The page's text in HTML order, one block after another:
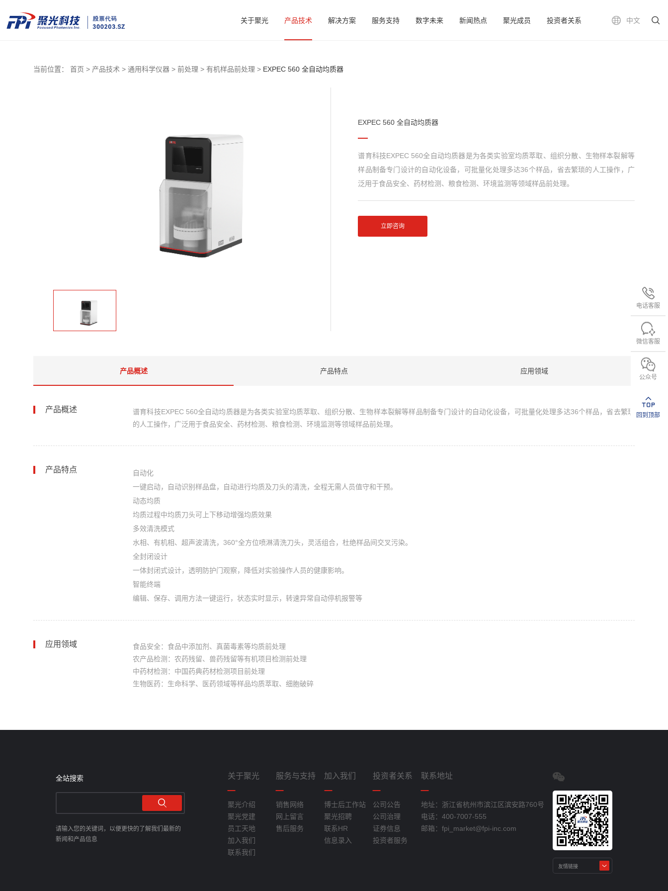
中文
关于聚光 产品技术 解决方案 服务支持 数字未来 新闻热点 聚光成员 投资者关系
电话客服
微信客服
公众号
回到顶部
当前位置： 首页 > 产品技术 > 通用科学仪器 > 前处理 > 有机样品前处理 > EXPEC 560 全自动均质器
EXPEC 560 全自动均质器
谱育科技EXPEC 560全自动均质器是为各类实验室均质萃取、组织分散、生物样本裂解等
样品制备专门设计的自动化设备，可批量化处理多达36个样品，省去繁琐的人工操作，广
泛用于食品安全、药材检测、粮食检测、环境监测等领域样品前处理。
立即咨询
产品概述 产品特点 应用领域
产品概述
谱育科技EXPEC 560全自动均质器是为各类实验室均质萃取、组织分散、生物样本裂解等样品制备专门设计的自动化设备，可批量化处理多达36个样品，省去繁琐
的人工操作，广泛用于食品安全、药材检测、粮食检测、环境监测等领域样品前处理。
产品特点
自动化
一键启动，自动识别样品盘，自动进行均质及刀头的清洗，全程无需人员值守和干预。
动态均质
均质过程中均质刀头可上下移动增强均质效果
多效清洗模式
水相、有机相、超声波清洗，360°全方位喷淋清洗刀头，灵活组合，杜绝样品间交叉污染。
全封闭设计
一体封闭式设计，透明防护门观察，降低对实验操作人员的健康影响。
智能终端
编辑、保存、调用方法一键运行，状态实时显示，转速异常自动停机报警等
应用领域
食品安全：食品中添加剂、真菌毒素等均质前处理
农产品检测：农药残留、兽药残留等有机项目检测前处理
中药材检测：中国药典药材检测项目前处理
生物医药：生命科学、医药领域等样品均质萃取、细胞破碎
全站搜索
请输入您的关键词，以便更快的了解我们最新的
新闻和产品信息
关于聚光
聚光介绍
聚光党建
员工天地
加入我们
联系我们
服务与支持
销售网络
网上留言
售后服务
加入我们
博士后工作站
聚光招聘
联系HR
信息录入
投资者关系
公司公告
公司治理
证券信息
投资者服务
联系地址
地址：浙江省杭州市滨江区滨安路760号
电话：400-7007-555
邮箱：fpi_market@fpi-inc.com